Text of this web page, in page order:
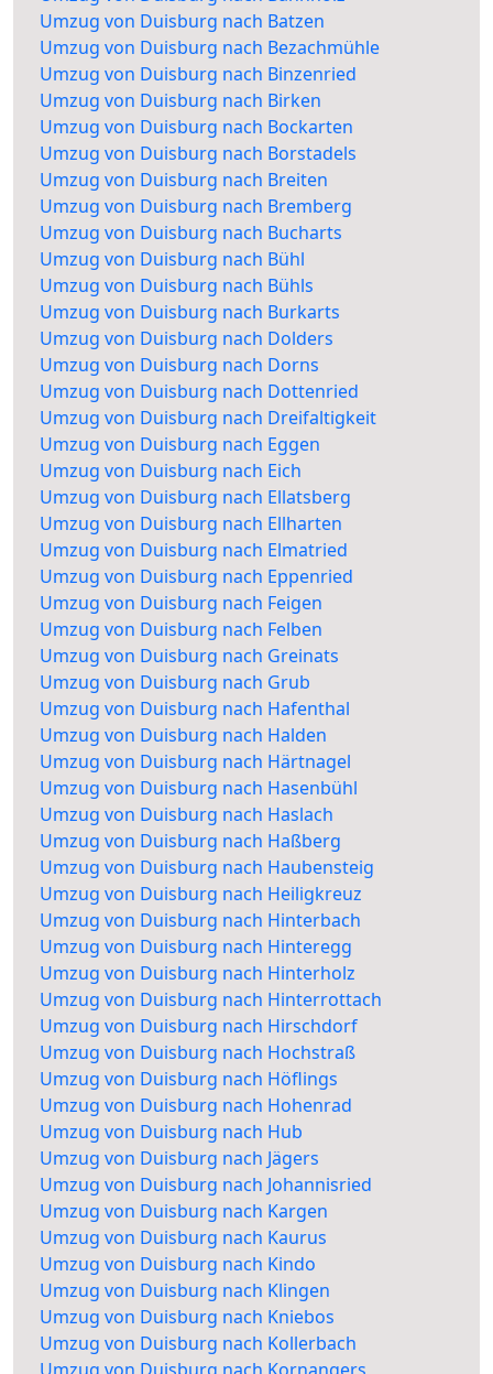
Umzug von Duisburg nach Batzen
Umzug von Duisburg nach Bezachmühle
Umzug von Duisburg nach Binzenried
Umzug von Duisburg nach Birken
Umzug von Duisburg nach Bockarten
Umzug von Duisburg nach Borstadels
Umzug von Duisburg nach Breiten
Umzug von Duisburg nach Bremberg
Umzug von Duisburg nach Bucharts
Umzug von Duisburg nach Bühl
Umzug von Duisburg nach Bühls
Umzug von Duisburg nach Burkarts
Umzug von Duisburg nach Dolders
Umzug von Duisburg nach Dorns
Umzug von Duisburg nach Dottenried
Umzug von Duisburg nach Dreifaltigkeit
Umzug von Duisburg nach Eggen
Umzug von Duisburg nach Eich
Umzug von Duisburg nach Ellatsberg
Umzug von Duisburg nach Ellharten
Umzug von Duisburg nach Elmatried
Umzug von Duisburg nach Eppenried
Umzug von Duisburg nach Feigen
Umzug von Duisburg nach Felben
Umzug von Duisburg nach Greinats
Umzug von Duisburg nach Grub
Umzug von Duisburg nach Hafenthal
Umzug von Duisburg nach Halden
Umzug von Duisburg nach Härtnagel
Umzug von Duisburg nach Hasenbühl
Umzug von Duisburg nach Haslach
Umzug von Duisburg nach Haßberg
Umzug von Duisburg nach Haubensteig
Umzug von Duisburg nach Heiligkreuz
Umzug von Duisburg nach Hinterbach
Umzug von Duisburg nach Hinteregg
Umzug von Duisburg nach Hinterholz
Umzug von Duisburg nach Hinterrottach
Umzug von Duisburg nach Hirschdorf
Umzug von Duisburg nach Hochstraß
Umzug von Duisburg nach Höflings
Umzug von Duisburg nach Hohenrad
Umzug von Duisburg nach Hub
Umzug von Duisburg nach Jägers
Umzug von Duisburg nach Johannisried
Umzug von Duisburg nach Kargen
Umzug von Duisburg nach Kaurus
Umzug von Duisburg nach Kindo
Umzug von Duisburg nach Klingen
Umzug von Duisburg nach Kniebos
Umzug von Duisburg nach Kollerbach